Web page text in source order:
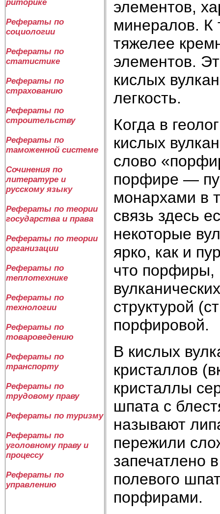
риторике
Рефераты по
социологии
Рефераты по
статистике
Рефераты по
страхованию
Рефераты по
строительству
Рефераты по
таможенной системе
Сочинения по
литературе и
русскому языку
Рефераты по теории
государства и права
Рефераты по теории
организации
Рефераты по
теплотехнике
Рефераты по
технологии
Рефераты по
товароведению
Рефераты по
транспорту
Рефераты по
трудовому праву
Рефераты по туризму
Рефераты по
уголовному праву и
процессу
Рефераты по
управлению
элементов,
минералов. К
тяжелее
элементов.
кислых
легкость.
Когда в
кислых
слово
порфире —
монархами в
связь здесь
некоторые
ярко, как и
что порфиры,
структу­рой
порфировой.
В кислых
кристал­лов
кристаллы
шпата с
называют
пережили
запе­чатлено
полевого
порфирами.